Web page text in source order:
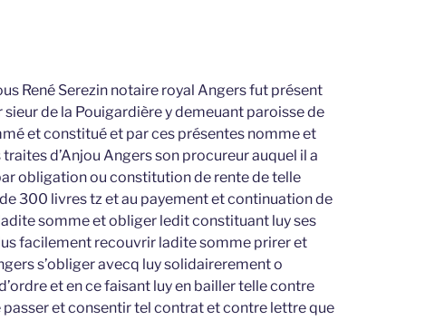
René Serezin notaire royal Angers fut présent
de la Pouigardière y demeuant paroisse de
et constitué et par ces présentes nomme et
d’Anjou Angers son procureur auquel il a
obligation ou constitution de rente de telle
300 livres tz et au payement et continuation de
somme et obliger ledit constituant luy ses
facilement recouvrir ladite somme prirer et
s’obliger avecq luy solidairerement o
et en ce faisant luy en bailler telle contre
et consentir tel contrat et contre lettre que